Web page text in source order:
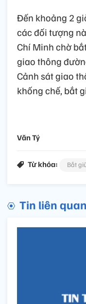
Đến khoảng 2
các đối tượng
Chí Minh chờ
giao thông
Cảnh sát giao
khống chế, bắt
Văn Tý
Từ khóa: Bắt
Tin liên quan